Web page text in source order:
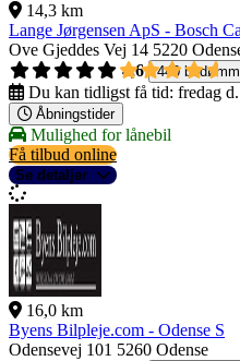
14,3 km
Lange Jørgensen ApS - Bosch
Ove Gjeddes Vej 14 5220
4,6
440
Du kan tidligst få tid: fredag
Åbningstider
Mulighed for lånebil
Få tilbud online
Se detaljer
16,0 km
Byens Bilpleje.com - Odense S
Odensevej 101 5260 Odense